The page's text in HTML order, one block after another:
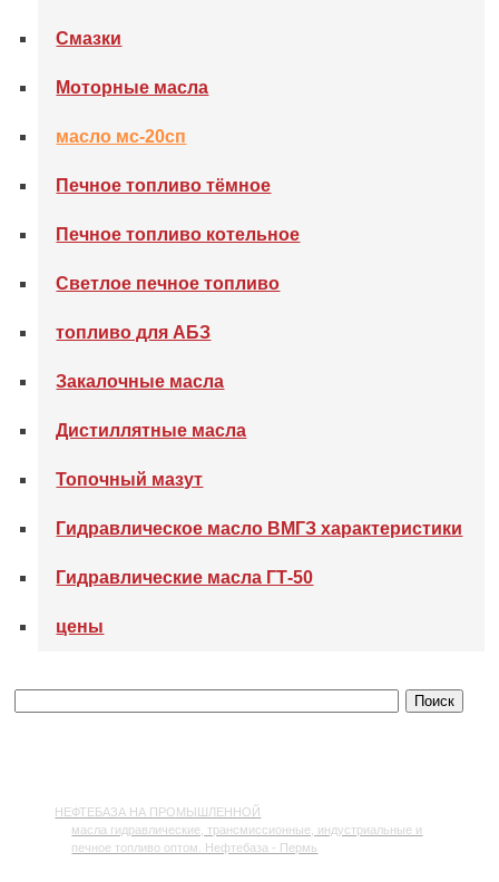
Смазки
Моторные масла
масло мс-20сп
Печное топливо тёмное
Печное топливо котельное
Светлое печное топливо
топливо для АБЗ
Закалочные масла
Дистиллятные масла
Топочный мазут
Гидравлическое масло ВМГЗ характеристики
Гидравлические масла ГТ-50
цены
НЕФТЕБАЗА НА ПРОМЫШЛЕННОЙ
масла гидравлические, трансмиссионные, индустриальные и
печное топливо оптом. Нефтебаза - Пермь